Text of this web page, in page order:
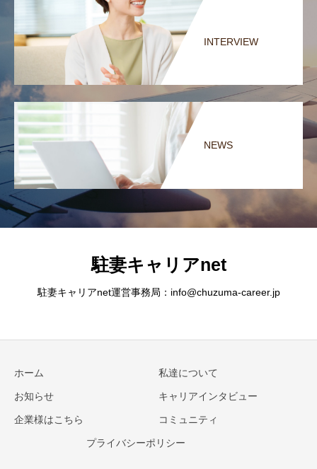
INTERVIEW
NEWS
駐妻キャリアnet
駐妻キャリアnet運営事務局：info@chuzuma-career.jp
ホーム 私達について
お知らせ キャリアインタビュー
企業様はこちら コミュニティ
プライバシーポリシー